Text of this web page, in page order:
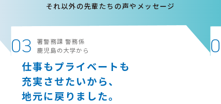
それ以外の先輩たちの声やメッセージ
03
署警務課 警務係
鹿児島の大学から
仕事もプライベートも
充実させたいから、
地元に戻りました｡